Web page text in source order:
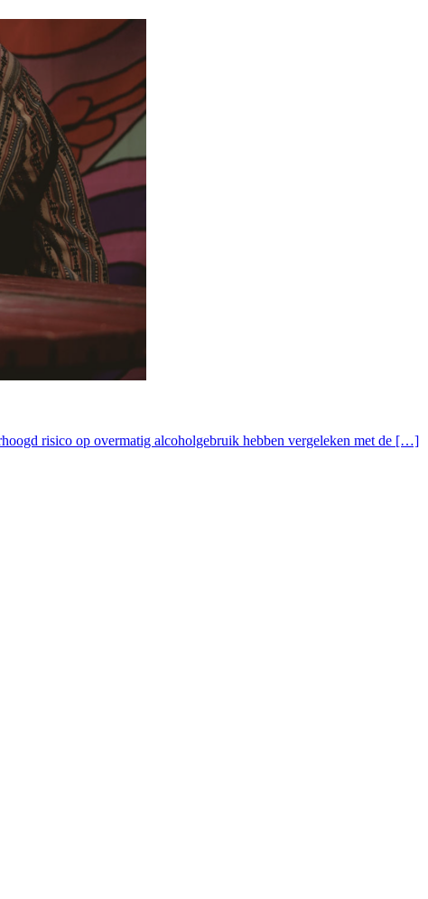
risico op overmatig alcoholgebruik hebben vergeleken met de […]